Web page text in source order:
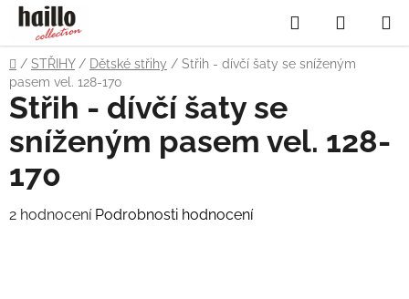
Přejít
obsah
Hledat
KOŠÍK
Domů
/ STŘIHY / Dětské střihy / Střih - dívčí šaty se sníženým
pasem vel. 128-170
Střih - dívčí šaty se
sníženým pasem vel. 128-
170
Průměrné
2 hodnocení Podrobnosti hodnocení